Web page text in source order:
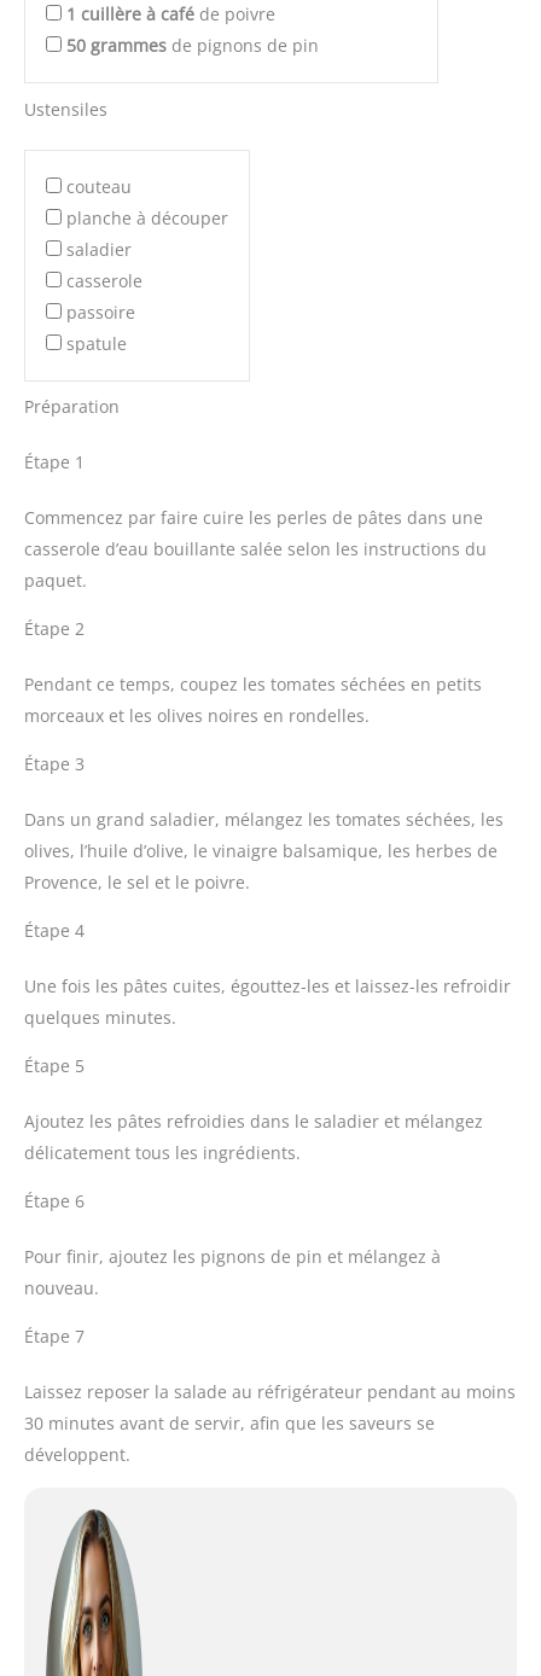
1 cuillère à café de poivre
50 grammes de pignons de pin
Ustensiles
couteau
planche à découper
saladier
casserole
passoire
spatule
Préparation
Étape 1
Commencez par faire cuire les perles de pâtes dans une
casserole d’eau bouillante salée selon les instructions du
paquet.
Étape 2
Pendant ce temps, coupez les tomates séchées en petits
morceaux et les olives noires en rondelles.
Étape 3
Dans un grand saladier, mélangez les tomates séchées, les
olives, l’huile d’olive, le vinaigre balsamique, les herbes de
Provence, le sel et le poivre.
Étape 4
Une fois les pâtes cuites, égouttez-les et laissez-les refroidir
quelques minutes.
Étape 5
Ajoutez les pâtes refroidies dans le saladier et mélangez
délicatement tous les ingrédients.
Étape 6
Pour finir, ajoutez les pignons de pin et mélangez à
nouveau.
Étape 7
Laissez reposer la salade au réfrigérateur pendant au moins
30 minutes avant de servir, afin que les saveurs se
développent.